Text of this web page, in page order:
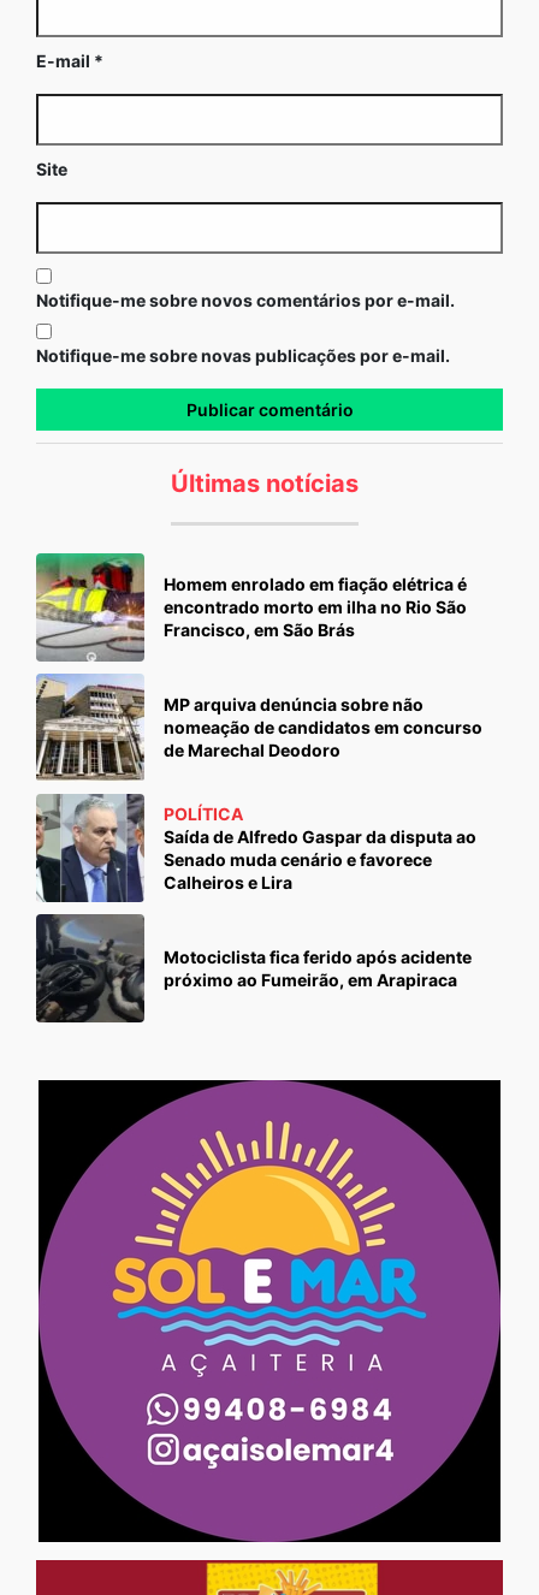
E-mail *
Site
Notifique-me sobre novos comentários por e-mail.
Notifique-me sobre novas publicações por e-mail.
Últimas notícias
Homem enrolado em fiação elétrica é
encontrado morto em ilha no Rio São
Francisco, em São Brás
MP arquiva denúncia sobre não
nomeação de candidatos em concurso
de Marechal Deodoro
POLÍTICA
Saída de Alfredo Gaspar da disputa ao
Senado muda cenário e favorece
Calheiros e Lira
Motociclista fica ferido após acidente
próximo ao Fumeirão, em Arapiraca